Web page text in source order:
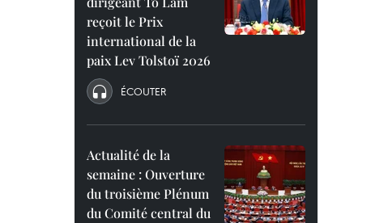
reçoit le Prix
international de la
paix Lev Tolstoï 2026
ÉCOUTER
Actualité de la
semaine : Ouverture
du troisième Plénum
du Comité central du